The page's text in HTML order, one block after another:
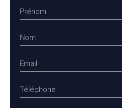
Prénom
Nom
Email
Téléphone